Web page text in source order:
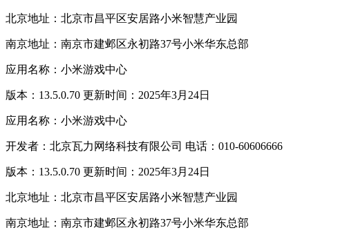
北京地址：北京市昌平区安居路小米智慧产业园
南京地址：南京市建邺区永初路37号小米华东总部
应用名称：小米游戏中心
版本：13.5.0.70 更新时间：2025年3月24日
应用名称：小米游戏中心
开发者：北京瓦力网络科技有限公司 电话：010-60606666
版本：13.5.0.70 更新时间：2025年3月24日
北京地址：北京市昌平区安居路小米智慧产业园
南京地址：南京市建邺区永初路37号小米华东总部